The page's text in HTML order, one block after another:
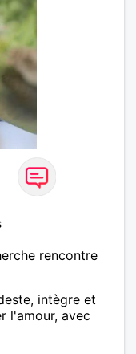
rencontre
intègre et
l'amour, avec